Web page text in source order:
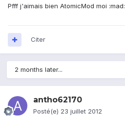
Pfff j'aimais bien AtomicMod moi :mad:
Citer
2 months later...
antho62170
Posté(e) 23 juillet 2012